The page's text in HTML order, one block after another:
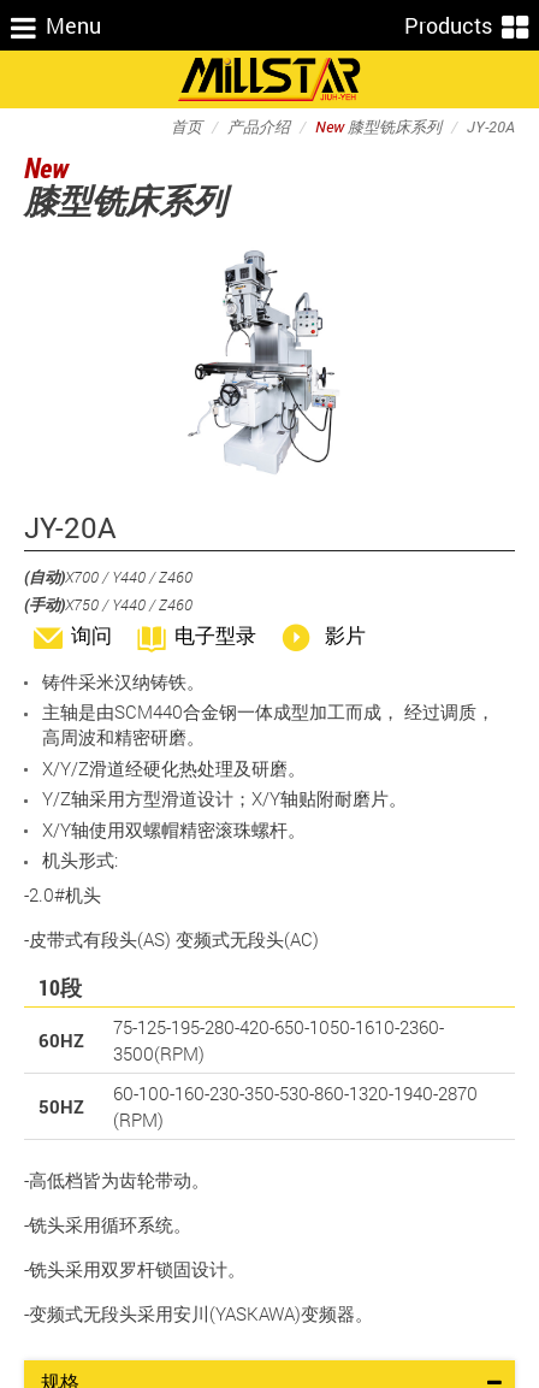
Menu Products
首页 产品介绍 New膝型铣床系列 JY-20A
New
膝型铣床系列
JY-20A
(自动)X700 / Y440 / Z460
(手动)X750 / Y440 / Z460
询问 电子型录 影片
铸件采米汉纳铸铁。
主轴是由SCM440合金钢一体成型加工而成， 经过调质，
高周波和精密研磨。
X/Y/Z滑道经硬化热处理及研磨。
Y/Z轴采用方型滑道设计；X/Y轴贴附耐磨片。
X/Y轴使用双螺帽精密滚珠螺杆。
机头形式:
-2.0#机头
-皮带式有段头(AS) 变频式无段头(AC)
10段
60HZ
75-125-195-280-420-650-1050-1610-2360-
3500(RPM)
50HZ
60-100-160-230-350-530-860-1320-1940-2870
(RPM)
-高低档皆为齿轮带动。
-铣头采用循环系统。
-铣头采用双罗杆锁固设计。
-变频式无段头采用安川(YASKAWA)变频器。
规格